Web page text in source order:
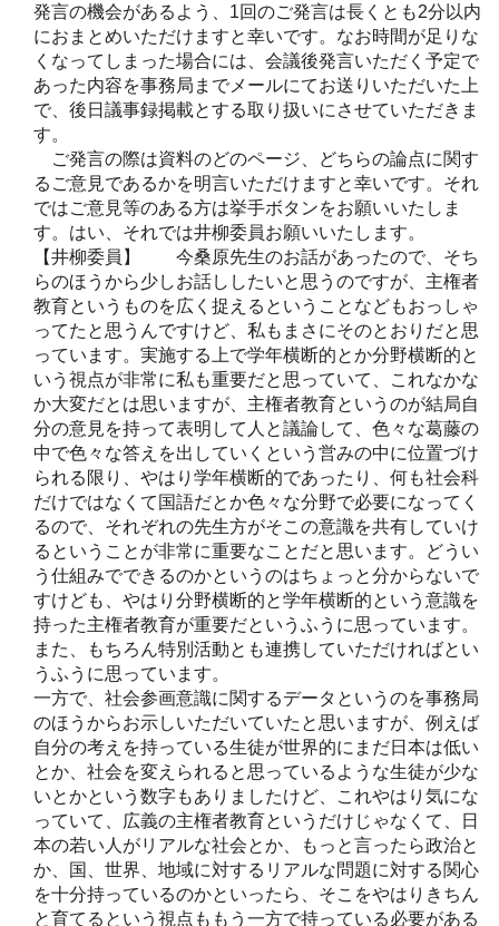
発言の機会があるよう、1回のご発言は長くとも2分以内
におまとめいただけますと幸いです。なお時間が足りな
くなってしまった場合には、会議後発言いただく予定で
あった内容を事務局までメールにてお送りいただいた上
で、後日議事録掲載とする取り扱いにさせていただきま
す。
ご発言の際は資料のどのページ、どちらの論点に関す
るご意見であるかを明言いただけますと幸いです。それ
ではご意見等のある方は挙手ボタンをお願いいたしま
す。はい、それでは井柳委員お願いいたします。
【井柳委員】 今桑原先生のお話があったので、そち
らのほうから少しお話ししたいと思うのですが、主権者
教育というものを広く捉えるということなどもおっしゃ
ってたと思うんですけど、私もまさにそのとおりだと思
っています。実施する上で学年横断的とか分野横断的と
いう視点が非常に私も重要だと思っていて、これなかな
か大変だとは思いますが、主権者教育というのが結局自
分の意見を持って表明して人と議論して、色々な葛藤の
中で色々な答えを出していくという営みの中に位置づけ
られる限り、やはり学年横断的であったり、何も社会科
だけではなくて国語だとか色々な分野で必要になってく
るので、それぞれの先生方がそこの意識を共有していけ
るということが非常に重要なことだと思います。どうい
う仕組みでできるのかというのはちょっと分からないで
すけども、やはり分野横断的と学年横断的という意識を
持った主権者教育が重要だというふうに思っています。
また、もちろん特別活動とも連携していただければとい
うふうに思っています。
一方で、社会参画意識に関するデータというのを事務局
のほうからお示しいただいていたと思いますが、例えば
自分の考えを持っている生徒が世界的にまだ日本は低い
とか、社会を変えられると思っているような生徒が少な
いとかという数字もありましたけど、これやはり気にな
っていて、広義の主権者教育というだけじゃなくて、日
本の若い人がリアルな社会とか、もっと言ったら政治と
か、国、世界、地域に対するリアルな問題に対する関心
を十分持っているのかといったら、そこをやはりきちん
と育てるという視点ももう一方で持っている必要がある